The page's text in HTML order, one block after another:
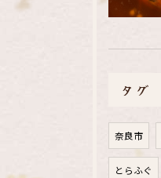
タグ
奈良市
とらふぐ